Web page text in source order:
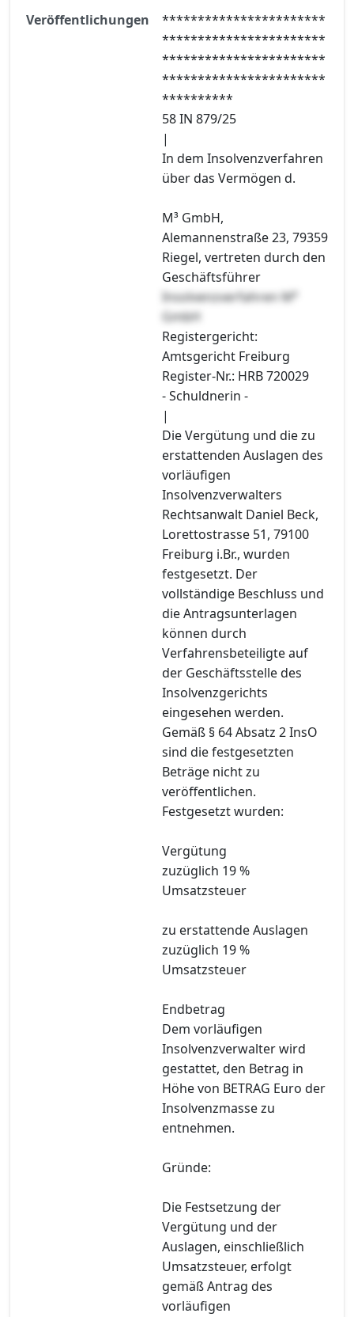
Veröffentlichungen
***********************
***********************
***********************
***********************
**********
58 IN 879/25
|
In dem Insolvenzverfahren
über das Vermögen d.
M³ GmbH,
Alemannenstraße 23, 79359
Riegel, vertreten durch den
Geschäftsführer
Insolvenzverfahren M³
GmbH
Registergericht:
Amtsgericht Freiburg
Register-Nr.: HRB 720029
- Schuldnerin -
|
Die Vergütung und die zu
erstattenden Auslagen des
vorläufigen
Insolvenzverwalters
Rechtsanwalt Daniel Beck,
Lorettostrasse 51, 79100
Freiburg i.Br., wurden
festgesetzt. Der
vollständige Beschluss und
die Antragsunterlagen
können durch
Verfahrensbeteiligte auf
der Geschäftsstelle des
Insolvenzgerichts
eingesehen werden.
Gemäß § 64 Absatz 2 InsO
sind die festgesetzten
Beträge nicht zu
veröffentlichen.
Festgesetzt wurden:
Vergütung
zuzüglich 19 %
Umsatzsteuer
zu erstattende Auslagen
zuzüglich 19 %
Umsatzsteuer
Endbetrag
Dem vorläufigen
Insolvenzverwalter wird
gestattet, den Betrag in
Höhe von BETRAG Euro der
Insolvenzmasse zu
entnehmen.
Gründe:
Die Festsetzung der
Vergütung und der
Auslagen, einschließlich
Umsatzsteuer, erfolgt
gemäß Antrag des
vorläufigen